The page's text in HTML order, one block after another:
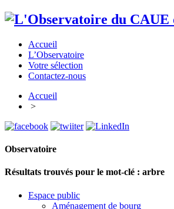
Accueil
L’Observatoire
Votre sélection
Contactez-nous
Accueil
>
Observatoire
Résultats trouvés pour le mot-clé : arbre
Espace public
Aménagement de bourg